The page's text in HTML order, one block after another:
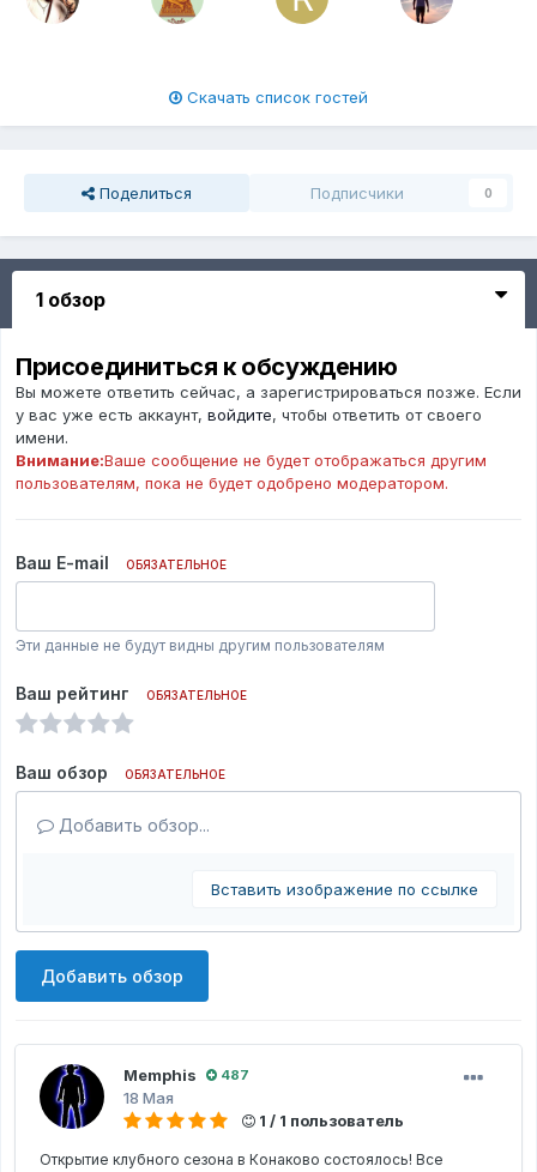
Скачать список гостей
Поделиться Подписчики 0
1 обзор
Присоединиться к обсуждению
Вы можете ответить сейчас, а зарегистрироваться позже. Если
у вас уже есть аккаунт, войдите, чтобы ответить от своего
имени.
Внимание:Ваше сообщение не будет отображаться другим
пользователям, пока не будет одобрено модератором.
Ваш E-mail ОБЯЗАТЕЛЬНОЕ
Эти данные не будут видны другим пользователям
Ваш рейтинг ОБЯЗАТЕЛЬНОЕ
Ваш обзор ОБЯЗАТЕЛЬНОЕ
Добавить обзор...
Вставить изображение по ссылке
Добавить обзор
Memphis 487
18 Мая
1 / 1 пользователь
Открытие клубного сезона в Конаково состоялось! Все